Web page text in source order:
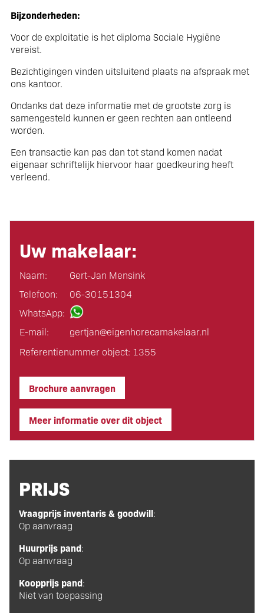
Bijzonderheden:
Voor de exploitatie is het diploma Sociale Hygiëne
vereist.
Bezichtigingen vinden uitsluitend plaats na afspraak met
ons kantoor.
Ondanks dat deze informatie met de grootste zorg is
samengesteld kunnen er geen rechten aan ontleend
worden.
Een transactie kan pas dan tot stand komen nadat
eigenaar schriftelijk hiervoor haar goedkeuring heeft
verleend.
Uw makelaar:
Naam:
Gert-Jan Mensink
Telefoon:
06-30151304
WhatsApp:
E-mail:
gertjan@eigen­horeca­makelaar.nl
Referentienummer object: 1355
Brochure aanvragen
Meer informatie over dit object
PRIJS
Vraagprijs inventaris & goodwill:
Op aanvraag
Huurprijs pand:
Op aanvraag
Koopprijs pand:
Niet van toepassing